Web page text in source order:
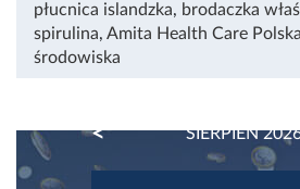
płucnica islandzka, brodaczka
spirulina, Amita Health Care Polska
środowiska
SIERPIEŃ
PREVIOUS